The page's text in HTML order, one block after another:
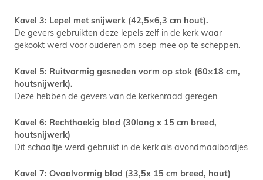
Kavel 3: Lepel met snijwerk (42,5×6,3 cm hout).
De gevers gebruikten deze lepels zelf in de kerk waar
gekookt werd voor ouderen om soep mee op te scheppen.
Kavel 5: Ruitvormig gesneden vorm op stok (60×18 cm,
houtsnijwerk).
Deze hebben de gevers van de kerkenraad geregen.
Kavel 6: Rechthoekig blad (30lang x 15 cm breed,
houtsnijwerk)
Dit schaaltje werd gebruikt in de kerk als avondmaalbordjes
Kavel 7: Ovaalvormig blad (33,5x 15 cm breed, hout)